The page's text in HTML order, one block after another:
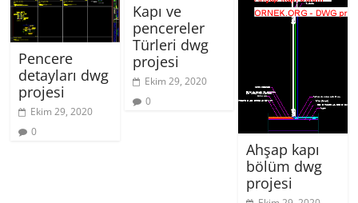
Pencere
detayları dwg
projesi
Ekim 29, 2020
0
Kapı ve
pencereler
Türleri dwg
projesi
Ekim 29, 2020
0
Ahşap kapı
bölüm dwg
projesi